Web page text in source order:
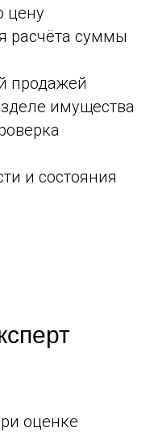
цену
расчёта суммы
продажей
имущества
и состояния
оценке